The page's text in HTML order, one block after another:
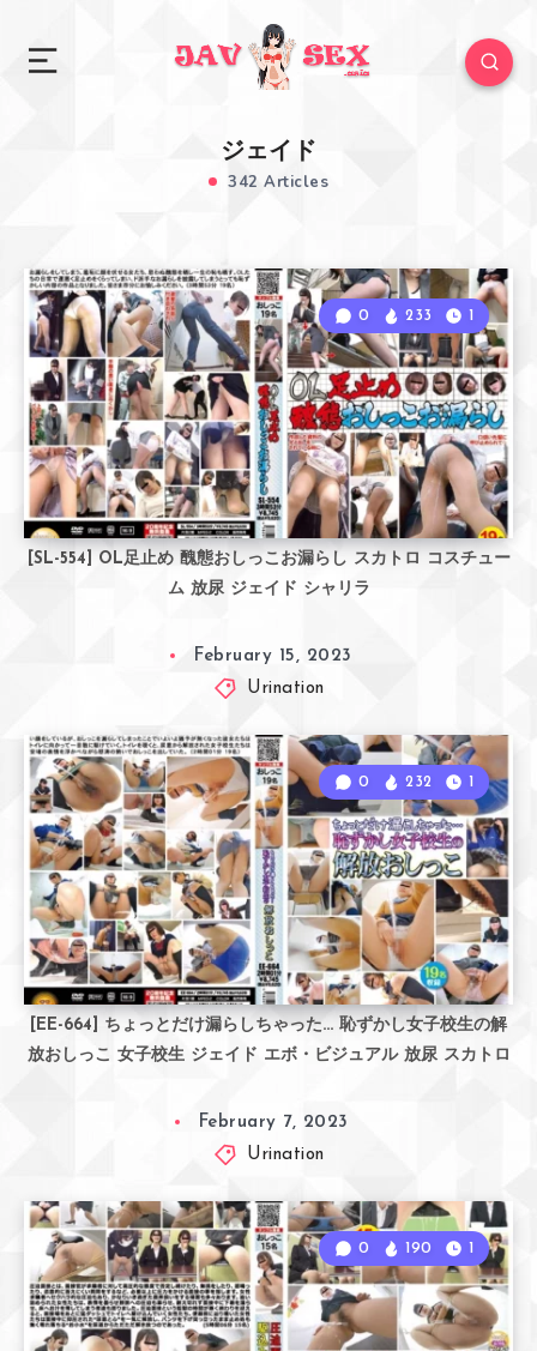
ジェイド
342 Articles
[SL-554] OL足止め 醜態おしっこお漏らし スカトロ コスチュー
ム 放尿 ジェイド シャリラ
0 233 1
February 15, 2023
Urination
[EE-664] ちょっとだけ漏らしちゃった… 恥ずかし女子校生の解
放おしっこ 女子校生 ジェイド エボ・ビジュアル 放尿 スカトロ
0 232 1
February 7, 2023
Urination
0 190 1